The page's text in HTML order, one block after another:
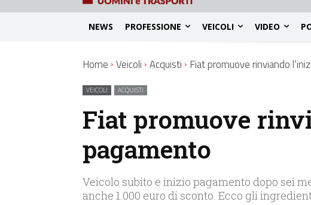
NEWS PROFESSIONE VEICOLI VIDEO
Home Veicoli Acquisti Fiat promuove rinviando
VEICOLI ACQUISTI
Fiat promuove
pagamento
Veicolo subito e inizio pagamento dopo sei
anche 1.000 euro di sconto. Ecco gli